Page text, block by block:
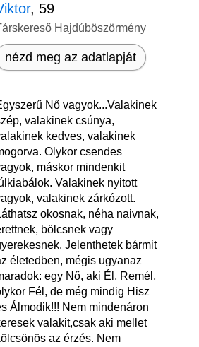
, 59
Hajdúböszörmény
nézd meg az adatlapját
Nő vagyok...Valakinek
valakinek csúnya,
kedves, valakinek
Olykor csendes
máskor mindenkit
Valakinek nyitott
valakinek zárkózott.
okosnak, néha naivnak,
bölcsnek vagy
Jelenthetek bármit
életedben, mégis ugyanaz
egy Nő, aki Él, Remél,
Fél, de még mindig Hisz
Álmodik!!! Nem mindenáron
valakit,csak aki mellet
az érzés. Nem